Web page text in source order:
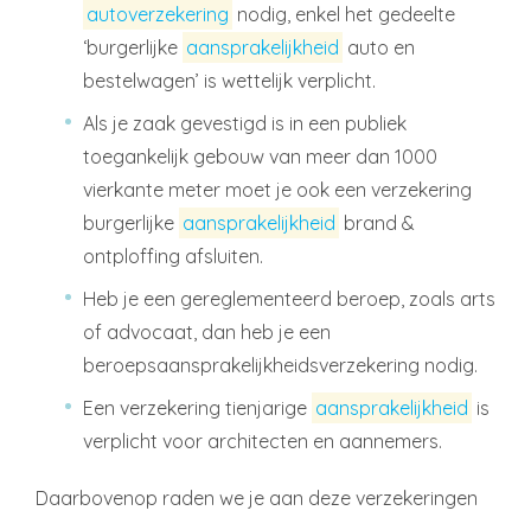
autoverzekering nodig, enkel het gedeelte
‘burgerlijke aansprakelijkheid auto en
bestelwagen’ is wettelijk verplicht.
Als je zaak gevestigd is in een publiek
toegankelijk gebouw van meer dan 1000
vierkante meter moet je ook een verzekering
burgerlijke aansprakelijkheid brand &
ontploffing afsluiten.
Heb je een gereglementeerd beroep, zoals arts
of advocaat, dan heb je een
beroepsaansprakelijkheidsverzekering nodig.
Een verzekering tienjarige aansprakelijkheid is
verplicht voor architecten en aannemers.
Daarbovenop raden we je aan deze verzekeringen